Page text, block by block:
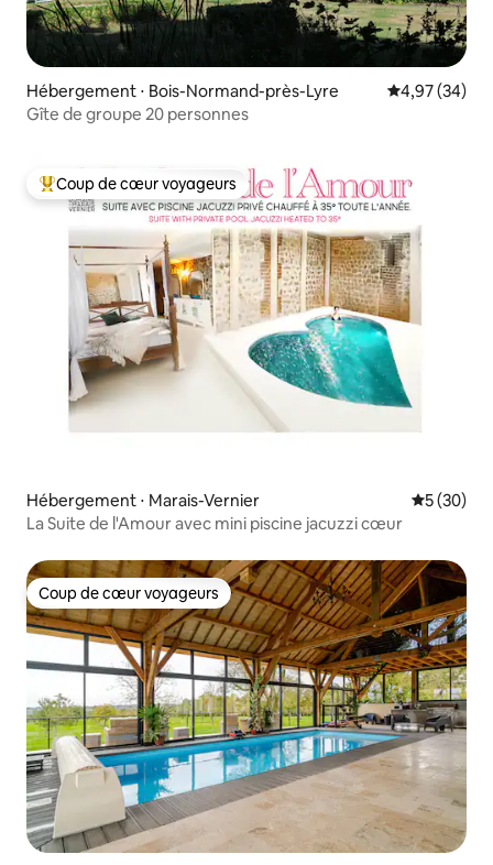
Hébergement ⋅ Bois-Normand-près-Lyre Évaluation
4,97 (34)
Gîte de groupe 20 personnes
Coups de cœur voyageurs les plus appréciés
Coup de cœur voyageurs
Hébergement ⋅ Marais-Vernier
5 (30)
La Suite de l'Amour avec mini piscine jacuzzi cœur
Coup de cœur voyageurs
Coup de cœur voyageurs